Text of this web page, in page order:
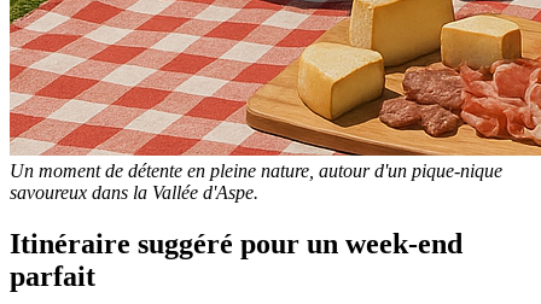
Un moment de détente en pleine nature, autour d'un pique-nique
savoureux dans la Vallée d'Aspe.
Itinéraire suggéré pour un week-end
parfait